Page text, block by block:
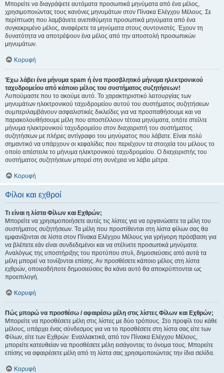
Μπορείτε να διαγράψετε αυτόματα προσωπικά μηνύματα από ένα μέλος,
χρησιμοποιώντας τους κανόνες μηνυμάτων στον Πίνακα Ελέγχου Μέλους. Σε
περίπτωση που λαμβάνετε ανεπιθύμητα προσωπικά μηνύματα από ένα
συγκεκριμένο μέλος, αναφέρετε τα μηνύματα στους συντονιστές. Έχουν τη
δυνατότητα να αποτρέψουν ένα μέλος από την αποστολή προσωπικών
μηνυμάτων.
Κορυφή
Έχω λάβει ένα μήνυμα spam ή ένα προσβλητικό μήνυμα ηλεκτρονικού
ταχυδρομείου από κάποιο μέλος του συστήματος συζητήσεων!
Λυπούμαστε που το ακούμε αυτό. Το χαρακτηριστικό λειτουργίας των
μηνυμάτων ηλεκτρονικού ταχυδρομείου αυτού του συστήματος συζητήσεων
συμπεριλαμβάνουν ασφαλιστικές δικλείδες για να προσπαθήσουμε και να
παρακολουθήσουμε μέλη που αποστέλλουν τέτοια μηνύματα, οπότε στείλτε
μήνυμα ηλεκτρονικού ταχυδρομείου στον διαχειριστή του συστήματος
συζητήσεων με πλήρες αντίγραφο του μηνύματος που λάβατε. Είναι πολύ
σημαντικό να υπάρχουν οι κεφαλίδες που περιέχουν τα στοιχεία του μέλους το
οποίο απέστειλε το μήνυμα ηλεκτρονικού ταχυδρομείου. Ο διαχειριστής του
συστήματος συζητήσεων μπορεί στη συνέχεια να λάβει μέτρα.
Κορυφή
Φίλοι και εχθροί
Τι είναι η λίστα Φίλων και Εχθρών;
Μπορείτε να χρησιμοποιήσετε αυτές τις λίστες για να οργανώσετε τα μέλη του
συστήματος συζητήσεων. Τα μέλη που προστίθενται στη λίστα φίλων σας θα
εμφανίζονται σε λίστα στον Πίνακα Ελέγχου Μέλους για γρήγορη πρόσβαση για
να βλέπετε εάν είναι συνδεδεμένοι και να στέλνετε προσωπικά μηνύματα.
Αναλόγως της υποστήριξης του προτύπου στυλ, δημοσιεύσεις από αυτά τα
μέλη μπορεί να τονίζονται επίσης. Αν προσθέσετε κάποιο μέλος στη λίστα
εχθρών, οποιεσδήποτε δημοσιεύσεις θα κάνει αυτό θα αποκρύπτονται ως
προεπιλογή.
Κορυφή
Πώς μπορώ να προσθέσω / αφαιρέσω μέλη στις λίστες Φίλων και Εχθρών;
Μπορείτε να προσθέσετε μέλη στις λίστες με δύο τρόπους. Στο προφίλ του κάθε
μέλους, υπάρχει ένας σύνδεσμος για να το προσθέσετε στη λίστα σας είτε των
Φίλων, είτε των Εχθρών. Εναλλακτικά, από τον Πίνακα Ελέγχου Μέλους,
μπορείτε κατευθείαν να προσθέσετε μέλη εισάγοντας το όνομα τους. Μπορείτε
επίσης να αφαιρέσετε μέλη από τη λίστα σας χρησιμοποιώντας την ίδια σελίδα.
Κορυφή